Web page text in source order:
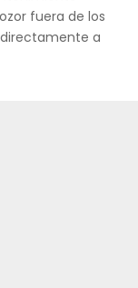
fuera de los
a